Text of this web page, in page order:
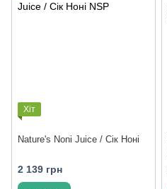
Хіт
Nature's Noni Juice / Сік Ноні
2 139 грн